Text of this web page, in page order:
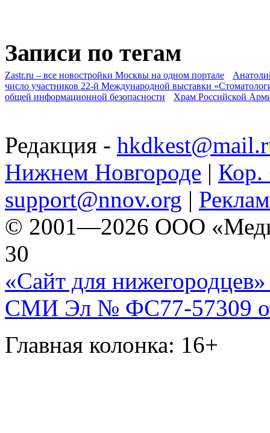
Записи по тегам
Zastr.ru – все новостройки Москвы на одном портале
число участников 22-й Международной выставки
общей информационной безопасности
Храм Российской
Редакция -
Нижнем Новгороде | Кор.
support@nnov.org |
© 2001—2026 ООО
30
«Сайт для нижегородцев»
СМИ Эл № ФС77-57309
Главная колонка: 16+